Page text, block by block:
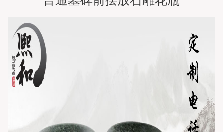
新闻资讯